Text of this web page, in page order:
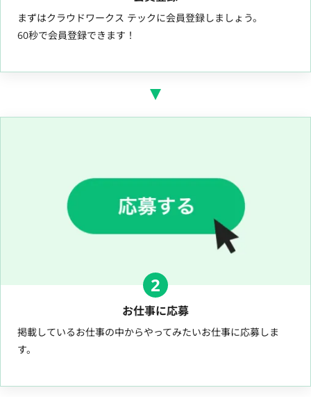
まずはクラウドワークス テックに会員登録しましょう。
60秒で会員登録できます！
2
お仕事に応募
掲載しているお仕事の中からやってみたいお仕事に応募しま
す。